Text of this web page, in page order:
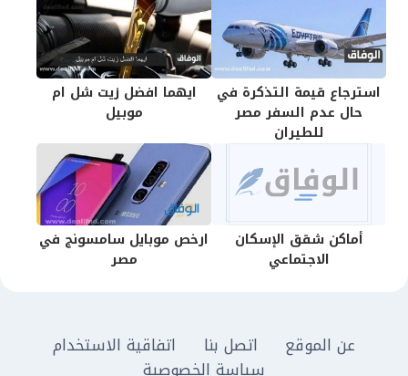
استرجاع قيمة التذكرة في
حال عدم السفر مصر
للطيران
ايهما افضل زيت شل ام
موبيل
أماكن شقق الإسكان
الاجتماعي
ارخص موبايل سامسونج في
مصر
عن الموقع اتصل بنا
اتفاقية الاستخدام
سياسة الخصوصية